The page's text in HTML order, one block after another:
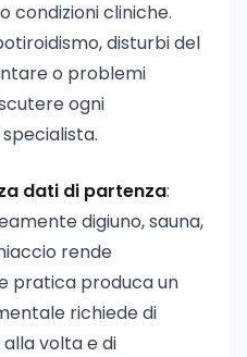
condizioni cliniche.
disturbi del
o problemi
ogni
dati di partenza:
digiuno, sauna,
rende
pratica produca un
richiede di
volta e di